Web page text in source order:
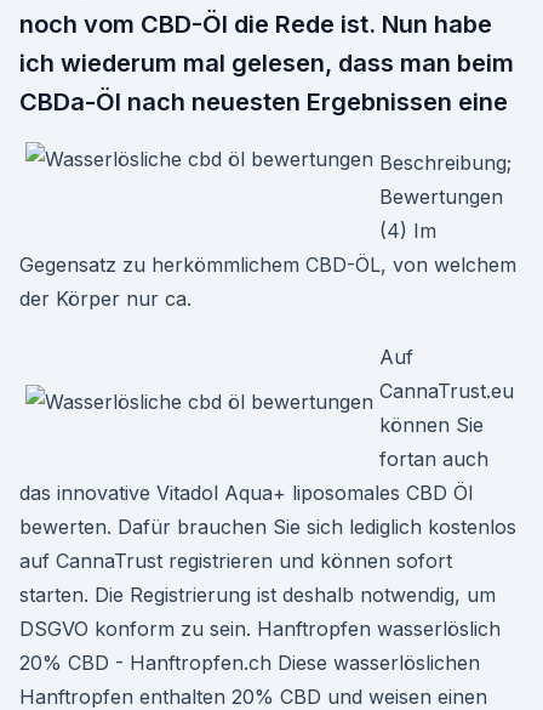
noch vom CBD-Öl die Rede ist. Nun habe
ich wiederum mal gelesen, dass man beim
CBDa-Öl nach neuesten Ergebnissen eine
Beschreibung;
Bewertungen
(4) Im
Gegensatz zu herkömmlichem CBD-ÖL, von welchem
der Körper nur ca.
Auf
CannaTrust.eu
können Sie
fortan auch
das innovative Vitadol Aqua+ liposomales CBD Öl
bewerten. Dafür brauchen Sie sich lediglich kostenlos
auf CannaTrust registrieren und können sofort
starten. Die Registrierung ist deshalb notwendig, um
DSGVO konform zu sein. Hanftropfen wasserlöslich
20% CBD - Hanftropfen.ch Diese wasserlöslichen
Hanftropfen enthalten 20% CBD und weisen einen